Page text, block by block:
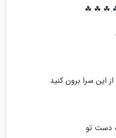
این سرا برون کنید
دست تو